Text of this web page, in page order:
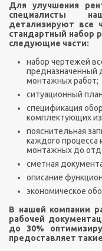
Для улучшения
специалисты
детализируют все
стандартный набор
следующие части:
набор чертежей
предназначенный
монтажных работ;
ситуационный
спецификация
комплектующих
пояснительная
каждого процесса
монтажных до
сметная
описание
экономическое
В нашей компании
рабочей
до 30%
предоставляет